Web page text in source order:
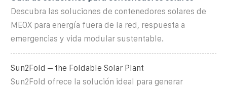
Descubra las soluciones de contenedores solares de
MEOX para energía fuera de la red, respuesta a
emergencias y vida modular sustentable.
Sun2Fold – the Foldable Solar Plant
Sun2Fold ofrece la solución ideal para generar